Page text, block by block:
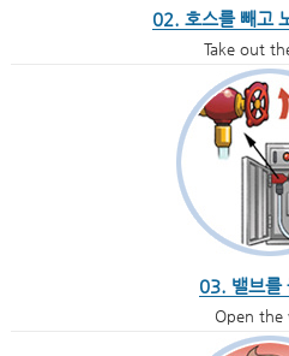
02. 호스를 빼고
Take out
03. 밸브를
Open the